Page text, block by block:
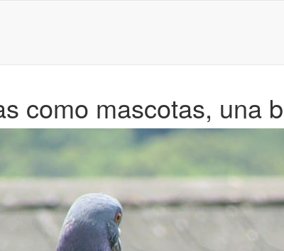
como mascotas, una